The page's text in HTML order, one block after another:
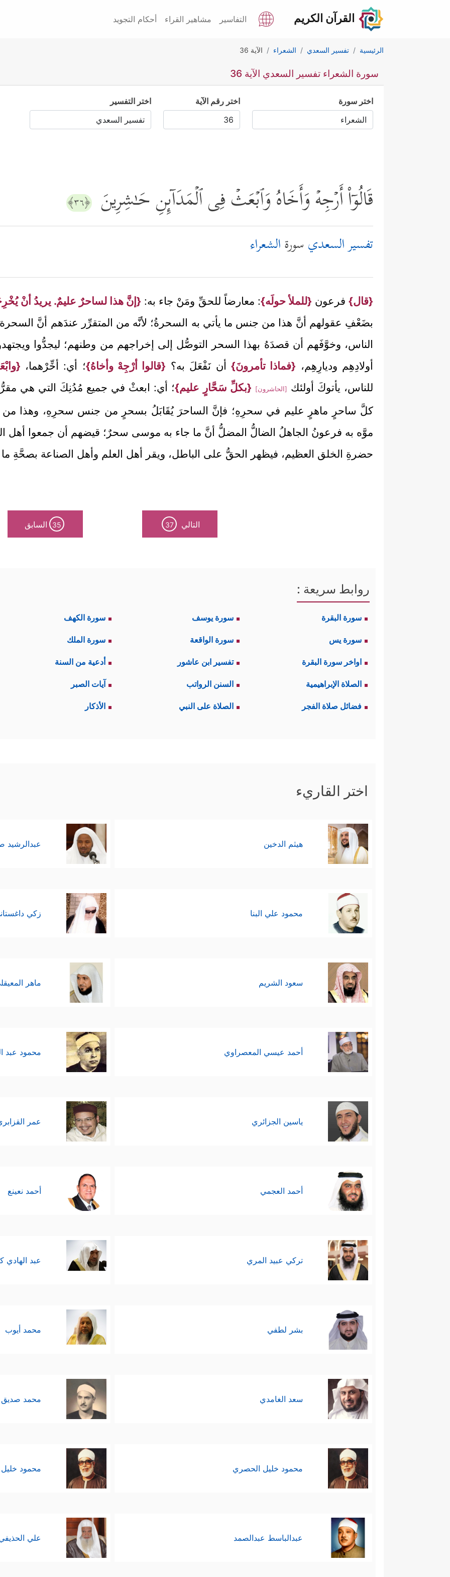
القرآن الكريم التفاسير مشاهير القراء أحكام التجويد
الرئيسية تفسير السعدي الشعراء الآية 36
سورة الشعراء تفسير السعدي الآية 36
اختر سورة اختر رقم الآية اختر التفسير
قَالُوۤاْ أَرۡجِهۡ وَأَخَاهُ وَٱبۡعَثۡ فِی ٱلۡمَدَاۤىِٕنِ حَـٰشِرِینَ ﴿٣٦﴾
تفسير السعدي سورةالشعراء
{قال}فرعون {للملأ حولَه}: معارضاً للحقِّ ومَنْ جاء به: {إنَّ هذا لساحرٌ عليمٌ. يريدُ أنْ
بضَعْفِ عقولهم أنَّ هذا من جنس ما يأتي به السحرةُ؛ لأنَّه من المتقرِّر عندَهم أنَّ السحرة
الناس، وخوَّفَهم أن قصدَهُ بهذا السحر التوصُّل إلى إخراجهم من وطنهم؛ ليجدُّوا
أولادِهِم وديارِهِم، {فماذا تأمرونَ} أن نَفْعَلَ به؟ {قالوا أرْجِهْ وأخاهُ}؛ أي: أخِّرْهما،
للناس، يأتوكَ أولئك
[الحاشرون] {بكلِّ سَحَّارٍ عليم}؛ أي: ابعثْ في جميع مُدُنِكَ التي هي
كلَّ ساحرٍ ماهرٍ عليم في سحرِهِ؛ فإنَّ الساحرَ يُقَابَلُ بسحرٍ من جنس سحرِهِ، وهذا من
موَّه به فرعونُ الجاهلُ الضالُّ المضلُّ أنَّ ما جاء به موسى سحرٌ؛ قيضهم أن جمعوا أهل
حضرةِ الخلق العظيم، فيظهر الحقُّ على الباطل، ويقر أهل العلم وأهل الصناعة بصحَّةِ
التالي 37
35 السابق
روابط سريعة :
سورة البقرة سورة يوسف سورة الكهف
سورة يس سورة الواقعة سورة الملك
اواخر سورة البقرة تفسير ابن عاشور أدعية من السنة
الصلاة الإبراهيمية السنن الرواتب آيات الصبر
فضائل صلاة الفجر الصلاة على النبي الأذكار
اختر القاريء
هيثم الدخين عبدالرشيد
محمود علي البنا زكي
سعود الشريم ماهر
أحمد عيسي المعصراوي محمود عبد
ياسين الجزائري عمر
أحمد العجمي أحمد نعينع
تركي عبيد المري عبد الهادي
بشر لطفي محمد أيوب
سعد الغامدي محمد صديق
محمود خليل الحصري محمود
عبدالباسط عبدالصمد علي